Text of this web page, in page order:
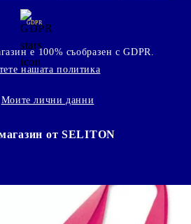
GDPR
е 100% съобразен с GDPR.
нашата политика
Моите лични данни
от SELITON